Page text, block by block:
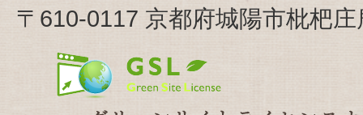
〒610-0117 京都府城陽市枇杷